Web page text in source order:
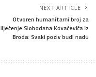
NEXT ARTICLE
Otvoren humanitarni broj za
liječenje Slobodana Kovačevića iz
Broda: Svaki poziv budi nadu